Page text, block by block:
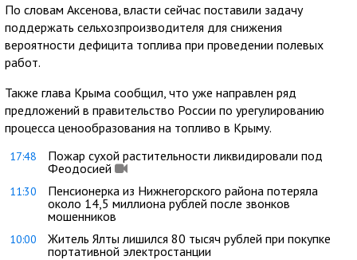
По словам Аксенова, власти сейчас поставили задачу
поддержать сельхозпроизводителя для снижения
вероятности дефицита топлива при проведении полевых
работ.
Также глава Крыма сообщил, что уже направлен ряд
предложений в правительство России по урегулированию
процесса ценообразования на топливо в Крыму.
17:48
Пожар сухой растительности ликвидировали под
Феодосией
11:30
Пенсионерка из Нижнегорского района потеряла
около 14,5 миллиона рублей после звонков
мошенников
10:00
Житель Ялты лишился 80 тысяч рублей при покупке
портативной электростанции